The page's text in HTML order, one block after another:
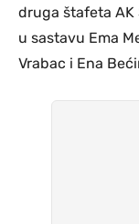
druga štafeta AK
u sastavu Ema
Vrabac i Ena